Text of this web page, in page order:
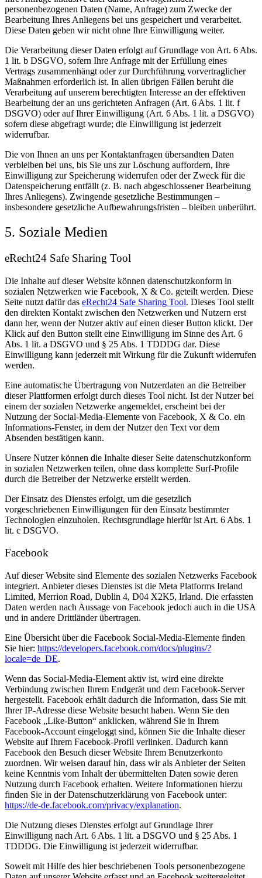
personenbezogenen Daten (Name, Anfrage) zum Zwecke der
Bearbeitung Ihres Anliegens bei uns gespeichert und verarbeitet.
Diese Daten geben wir nicht ohne Ihre Einwilligung weiter.
Die Verarbeitung dieser Daten erfolgt auf Grundlage von Art. 6 Abs.
1 lit. b DSGVO, sofern Ihre Anfrage mit der Erfüllung eines
Vertrags zusammenhängt oder zur Durchführung vorvertraglicher
Maßnahmen erforderlich ist. In allen übrigen Fällen beruht die
Verarbeitung auf unserem berechtigten Interesse an der effektiven
Bearbeitung der an uns gerichteten Anfragen (Art. 6 Abs. 1 lit. f
DSGVO) oder auf Ihrer Einwilligung (Art. 6 Abs. 1 lit. a DSGVO)
sofern diese abgefragt wurde; die Einwilligung ist jederzeit
widerrufbar.
Die von Ihnen an uns per Kontaktanfragen übersandten Daten
verbleiben bei uns, bis Sie uns zur Löschung auffordern, Ihre
Einwilligung zur Speicherung widerrufen oder der Zweck für die
Datenspeicherung entfällt (z. B. nach abgeschlossener Bearbeitung
Ihres Anliegens). Zwingende gesetzliche Bestimmungen –
insbesondere gesetzliche Aufbewahrungsfristen – bleiben unberührt.
5. Soziale Medien
eRecht24 Safe Sharing Tool
Die Inhalte auf dieser Website können datenschutzkonform in
sozialen Netzwerken wie Facebook, X & Co. geteilt werden. Diese
Seite nutzt dafür das eRecht24 Safe Sharing Tool. Dieses Tool stellt
den direkten Kontakt zwischen den Netzwerken und Nutzern erst
dann her, wenn der Nutzer aktiv auf einen dieser Button klickt. Der
Klick auf den Button stellt eine Einwilligung im Sinne des Art. 6
Abs. 1 lit. a DSGVO und § 25 Abs. 1 TDDDG dar. Diese
Einwilligung kann jederzeit mit Wirkung für die Zukunft widerrufen
werden.
Eine automatische Übertragung von Nutzerdaten an die Betreiber
dieser Plattformen erfolgt durch dieses Tool nicht. Ist der Nutzer bei
einem der sozialen Netzwerke angemeldet, erscheint bei der
Nutzung der Social-Media-Elemente von Facebook, X & Co. ein
Informations-Fenster, in dem der Nutzer den Text vor dem
Absenden bestätigen kann.
Unsere Nutzer können die Inhalte dieser Seite datenschutzkonform
in sozialen Netzwerken teilen, ohne dass komplette Surf-Profile
durch die Betreiber der Netzwerke erstellt werden.
Der Einsatz des Dienstes erfolgt, um die gesetzlich
vorgeschriebenen Einwilligungen für den Einsatz bestimmter
Technologien einzuholen. Rechtsgrundlage hierfür ist Art. 6 Abs. 1
lit. c DSGVO.
Facebook
Auf dieser Website sind Elemente des sozialen Netzwerks Facebook
integriert. Anbieter dieses Dienstes ist die Meta Platforms Ireland
Limited, Merrion Road, Dublin 4, D04 X2K5, Irland. Die erfassten
Daten werden nach Aussage von Facebook jedoch auch in die USA
und in andere Drittländer übertragen.
Eine Übersicht über die Facebook Social-Media-Elemente finden
Sie hier: https://developers.facebook.com/docs/plugins/?
locale=de_DE.
Wenn das Social-Media-Element aktiv ist, wird eine direkte
Verbindung zwischen Ihrem Endgerät und dem Facebook-Server
hergestellt. Facebook erhält dadurch die Information, dass Sie mit
Ihrer IP-Adresse diese Website besucht haben. Wenn Sie den
Facebook „Like-Button“ anklicken, während Sie in Ihrem
Facebook-Account eingeloggt sind, können Sie die Inhalte dieser
Website auf Ihrem Facebook-Profil verlinken. Dadurch kann
Facebook den Besuch dieser Website Ihrem Benutzerkonto
zuordnen. Wir weisen darauf hin, dass wir als Anbieter der Seiten
keine Kenntnis vom Inhalt der übermittelten Daten sowie deren
Nutzung durch Facebook erhalten. Weitere Informationen hierzu
finden Sie in der Datenschutzerklärung von Facebook unter:
https://de-de.facebook.com/privacy/explanation.
Die Nutzung dieses Dienstes erfolgt auf Grundlage Ihrer
Einwilligung nach Art. 6 Abs. 1 lit. a DSGVO und § 25 Abs. 1
TDDDG. Die Einwilligung ist jederzeit widerrufbar.
Soweit mit Hilfe des hier beschriebenen Tools personenbezogene